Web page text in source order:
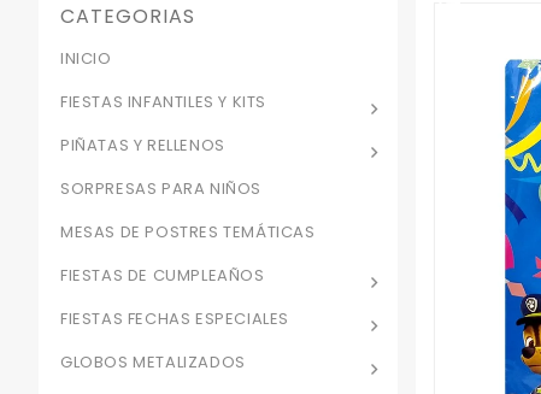
CATEGORIAS
INICIO
FIESTAS INFANTILES Y KITS
PIÑATAS Y RELLENOS
SORPRESAS PARA NIÑOS
MESAS DE POSTRES TEMÁTICAS
FIESTAS DE CUMPLEAÑOS
FIESTAS FECHAS ESPECIALES
GLOBOS METALIZADOS